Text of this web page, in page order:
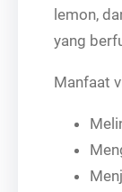
lemon,
yang
Manfaat